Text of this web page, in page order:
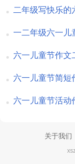
二年级写快乐的
一二年级六一儿
六一儿童节作文
六一儿童节简短
六一儿童节活动
关于我们